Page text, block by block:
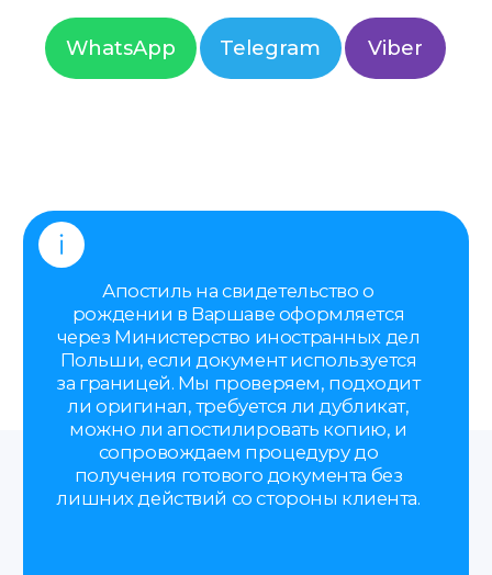
сопровождаем процедуру до
получения готового документа без
лишних действий со стороны клиента.
Вы можете обратиться к нам за
апостилем в любое время
проконсультируем вас и обсудим все